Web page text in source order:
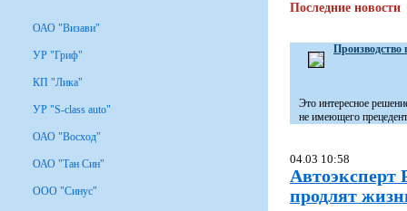
ОАО "Визави"
УР "Гриф"
КП "Лика"
УР "S-class auto"
ОАО "Восход"
ОАО "Тан Син"
ООО "Синус"
Последние новости
Производство
Это интересное
не имеющего
04.03 10:58
Автоэксперт
продлят